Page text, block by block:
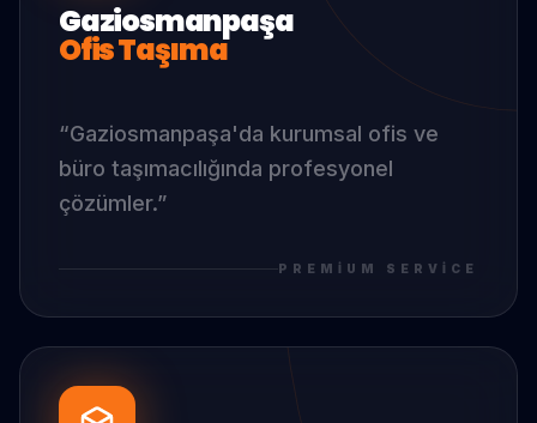
Gaziosmanpaşa
Ofis Taşıma
“Gaziosmanpaşa'da kurumsal ofis ve
büro taşımacılığında profesyonel
çözümler.”
PREMIUM SERVICE